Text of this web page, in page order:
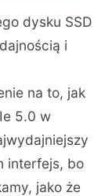
dysku SSD
i
na to, jak
5.0 w
interfejs, bo
jako że